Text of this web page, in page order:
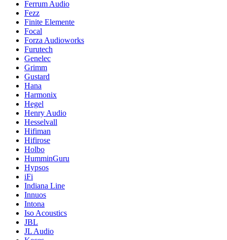
Ferrum Audio
Fezz
Finite Elemente
Focal
Forza Audioworks
Furutech
Genelec
Grimm
Gustard
Hana
Harmonix
Hegel
Henry Audio
Hesselvall
Hifiman
Hifirose
Holbo
HumminGuru
Hypsos
iFi
Indiana Line
Innuos
Intona
Iso Acoustics
JBL
JL Audio